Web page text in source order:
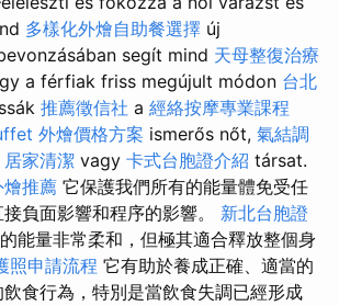
多樣化外燴自助餐選擇 új
segít mind 天母整復治療
a férfiak friss megújult módon 台北
推薦徵信社 a 經絡按摩專業課程
外燴價格方案 ismerős nőt, 氣結調
居家清潔 vagy 卡式台胞證介紹 társat.
推薦 它保護我們所有的能量體免受任
負面影響和程序的影響。 新北台胞證
能量非常柔和，但極其適合釋放整個身
照申請流程 它有助於養成正確、適當的
食行為，特別是當飲食失調已經形成